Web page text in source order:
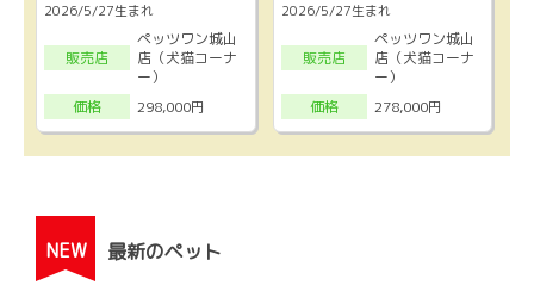
2026/5/27生まれ
販売店
ペッツワン城山
店（犬猫コーナ
ー）
価格
298,000円
2026/5/27生まれ
販売店
ペッツワン城山
店（犬猫コーナ
ー）
価格
278,000円
NEW 最新のペット